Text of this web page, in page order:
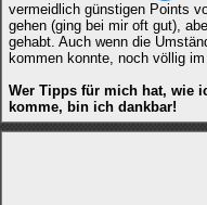
vermeidlich günstigen Points
gehen (ging bei mir oft gut),
gehabt. Auch wenn die
kommen konnte, noch völlig
Wer Tipps für mich hat, wie
komme, bin ich dankbar!